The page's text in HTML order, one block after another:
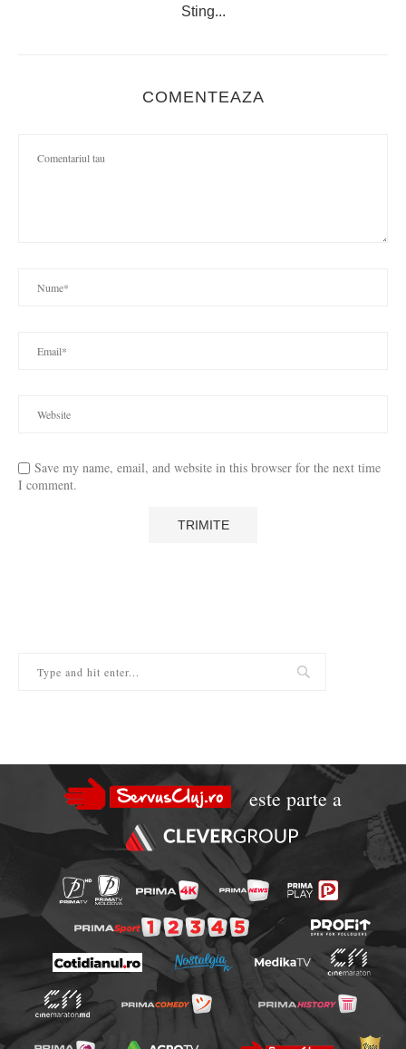
Sting...
COMENTEAZA
Save my name, email, and website in this browser for the next time
I comment.
este parte a